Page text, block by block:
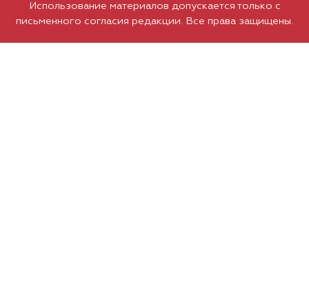
Использование материалов допускается только с
письменного согласия редакции. Все права защищены.